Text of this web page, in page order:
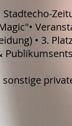
Stadtecho-
• 3.